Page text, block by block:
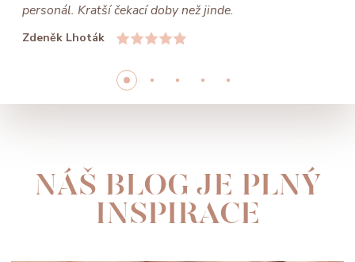
personál. Kratší čekací doby než jinde.
Zdeněk Lhoták
NÁŠ BLOG JE PLNÝ
INSPIRACE